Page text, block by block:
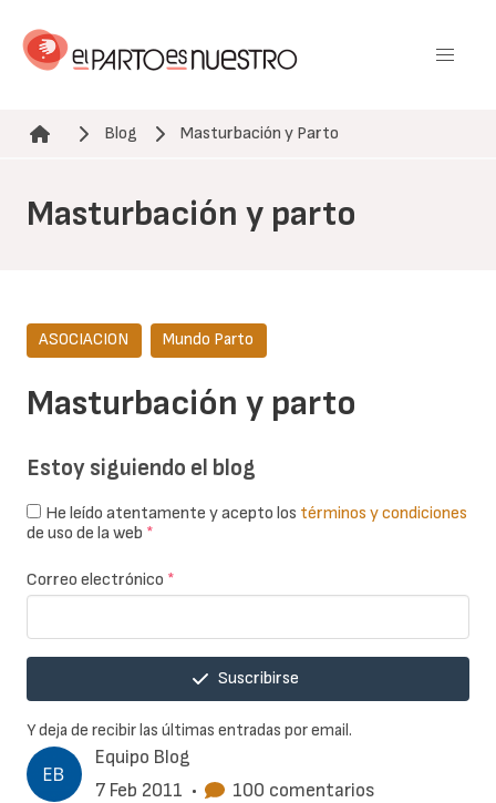
contenido
Ruta de navegación
Blog Masturbación y Parto
Masturbación y parto
Equipo Blog
7 Feb 2011 • 100 comentarios
Masturbación y parto
ASOCIACION Mundo Parto
Estoy siguiendo el blog
He leído atentamente y acepto los términos y condiciones
de uso de la web *
Correo electrónico *
Suscribirse
Y deja de recibir las últimas entradas por email.